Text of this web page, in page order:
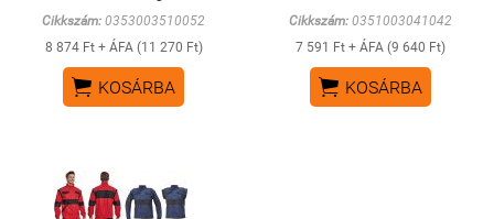
Cikkszám: 0353003510052
8 874 Ft + ÁFA (11 270 Ft)
 KOSÁRBA
Cikkszám: 0351003041042
7 591 Ft + ÁFA (9 640 Ft)
 KOSÁRBA